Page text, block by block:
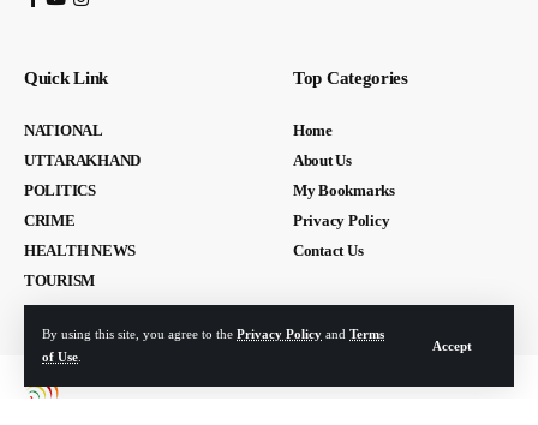
By using this site, you agree to the Privacy Policy and Terms
of Use
Accept
Quick Link
NATIONAL
UTTARAKHAND
POLITICS
CRIME
HEALTH NEWS
TOURISM
Top Categories
Home
About Us
My Bookmarks
Privacy Policy
Contact Us